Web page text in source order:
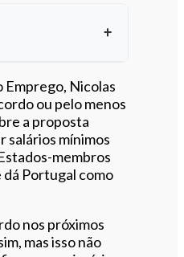
artigo
Emprego, Nicolas
ou pelo menos
a proposta
salários mínimos
membros
dá Portugal como
nos próximos
mas isso não